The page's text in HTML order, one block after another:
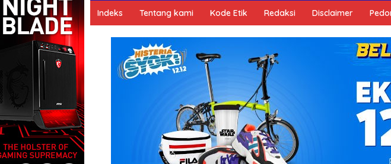
Indeks Tentang kami Kode Etik Redaksi Disclaimer